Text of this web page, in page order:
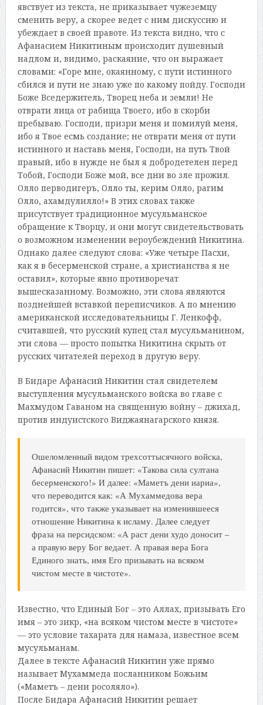
явствует из текста, не приказывает чужеземцу
сменить веру, а скорее ведет с ним дискуссию и
убеждает в своей правоте. Из текста видно, что с
Афанасием Никитиным происходит душевный
надлом и, видимо, раскаяние, что он выражает
словами: «Горе мне, окаянному, с пути истинного
сбился и пути не знаю уже по какому пойду. Господи
Боже Вседержитель, Творец неба и земли! Не
отврати лица от рабища Твоего, ибо в скорби
пребываю. Господи, призри меня и помилуй меня,
ибо я Твое есмь создание; не отврати меня от пути
истинного и наставь меня, Господи, на путь Твой
правый, ибо в нужде не был я добродетелен перед
Тобой, Господи Боже мой, все дни во зле прожил.
Олло перводигеръ, Олло ты, керим Олло, рагим
Олло, ахамдулилло!» В этих словах также
присутствует традиционное мусульманское
обращение к Творцу, и они могут свидетельствовать
о возможном изменении вероубеждений Никитина.
Однако далее следуют слова: «Уже четыре Пасхи,
как я в бесерменской стране, а христианства я не
оставил», которые явно противоречат
вышесказанному. Возможно, эти слова являются
позднейшей вставкой переписчиков. А по мнению
американской исследовательницы Г. Ленкофф,
считавшей, что русский купец стал мусульманином,
эти слова — просто попытка Никитина скрыть от
русских читателей переход в другую веру.
В Бидаре Афанасий Никитин стал свидетелем
выступления мусульманского войска во главе с
Махмудом Гаваном на священную войну – джихад,
против индуистского Виджаянагарского князя.
Ошеломленный видом трехсоттысячного войска,
Афанасий Никитин пишет: «Такова сила султана
бесерменского!» И далее: «Маметъ дени иариа»,
что переводится как: «А Мухаммедова вера
годится», что также указывает на изменившееся
отношение Никитина к исламу. Далее следует
фраза на персидском: «А раст дени худо доносит –
а правую веру Бог ведает. А правая вера Бога
Единого знать, имя Его призывать на всяком
чистом месте в чистоте».
Известно, что Единый Бог – это Аллах, призывать Его
имя – это зикр, «на всяком чистом месте в чистоте»
— это условие тахарата для намаза, известное всем
мусульманам.
Далее в тексте Афанасий Никитин уже прямо
называет Мухаммеда посланником Божьим
(«Маметъ – дени росоляло»).
После Бидара Афанасий Никитин решает